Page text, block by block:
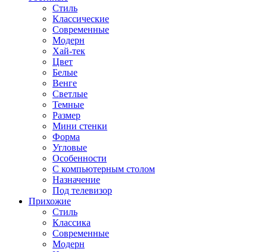
Стиль
Классические
Современные
Модерн
Хай-тек
Цвет
Белые
Венге
Светлые
Темные
Размер
Мини стенки
Форма
Угловые
Особенности
С компьютерным столом
Назначение
Под телевизор
Прихожие
Стиль
Классика
Современные
Модерн